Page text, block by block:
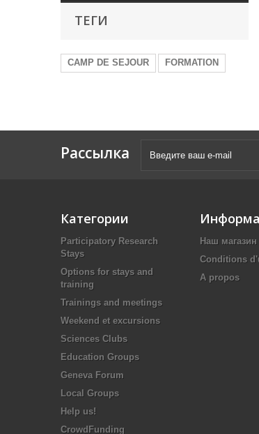
ТЕГИ
CAMP DE SEJOUR FORMATION
Рассылка
Категории
Participatory Research
Stays
Options for stays and
training
Trainings and meetings
Weekend et excursions
Sciences Clubs
Education Groups
Geneva Forum
Local Groups
Help us!
CrowdFunding
Наш магазин
Conditions
A propos